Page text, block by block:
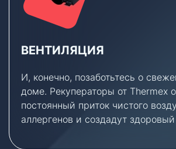
ВЕНТИЛЯЦИЯ
И, конечно, позаботьтесь о
доме. Рекуператоры от Thermex
постоянный приток чистого
аллергенов и создадут